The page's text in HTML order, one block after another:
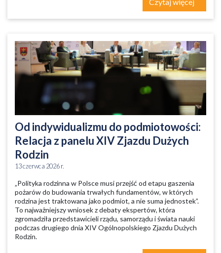
Od indywidualizmu do podmiotowości:
Relacja z panelu XIV Zjazdu Dużych
Rodzin
13 czerwca 2026 r.
„Polityka rodzinna w Polsce musi przejść od etapu gaszenia
pożarów do budowania trwałych fundamentów, w których
rodzina jest traktowana jako podmiot, a nie suma jednostek”.
To najważniejszy wniosek z debaty ekspertów, która
zgromadziła przedstawicieli rządu, samorządu i świata nauki
podczas drugiego dnia XIV Ogólnopolskiego Zjazdu Dużych
Rodzin.